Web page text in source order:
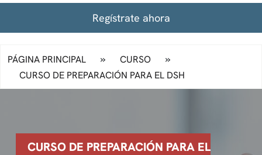
Regístrate ahora
PÁGINA PRINCIPAL » CURSO »
CURSO DE PREPARACIÓN PARA EL DSH
CURSO DE PREPARACIÓN PARA EL